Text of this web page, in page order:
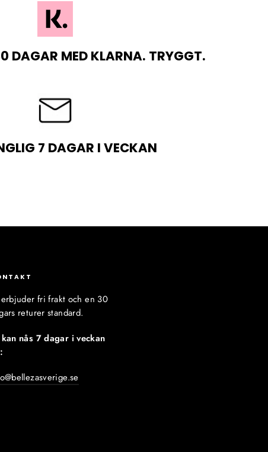
DAGAR MED KLARNA. TRYGGT.
7 DAGAR I VECKAN
fri frakt och en 30
returer standard.
nås 7 dagar i veckan